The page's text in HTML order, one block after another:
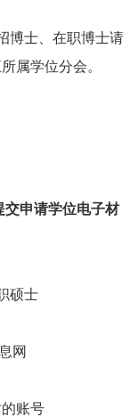
博士、在职博士请
属学位分会。
交申请学位电子材
硕士
网
账号